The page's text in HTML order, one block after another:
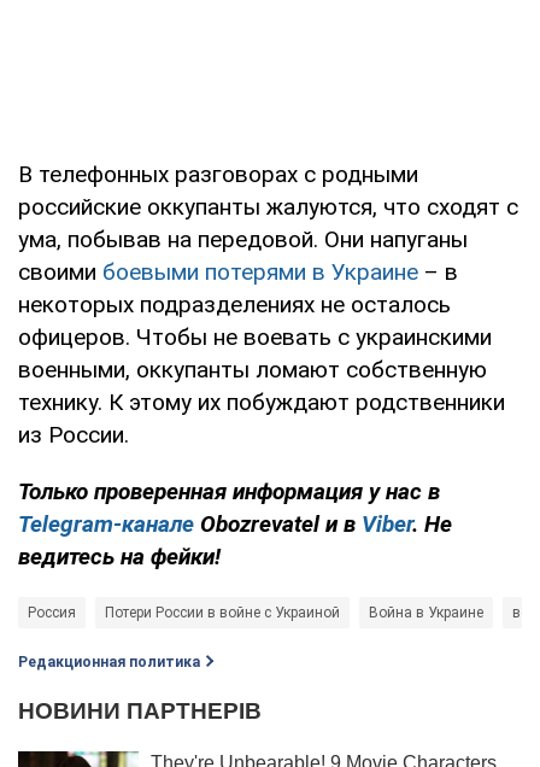
В телефонных разговорах с родными
российские оккупанты жалуются, что сходят с
ума, побывав на передовой. Они напуганы
своими боевыми потерями в Украине – в
некоторых подразделениях не осталось
офицеров. Чтобы не воевать с украинскими
военными, оккупанты ломают собственную
технику. К этому их побуждают родственники
из России.
Только проверенная информация у нас в
Telegram-канале Obozrevatel и в Viber. Не
ведитесь на фейки!
Россия Потери России в войне с Украиной Война в Украине
Редакционная политика